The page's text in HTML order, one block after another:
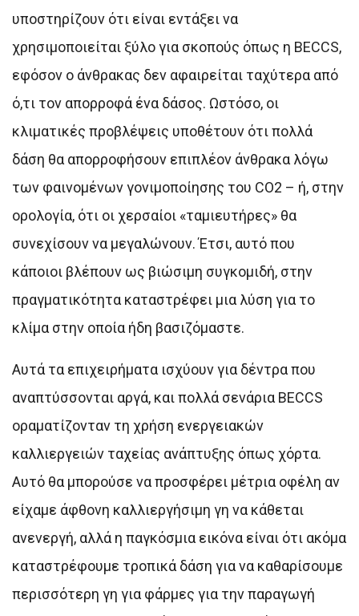
υποστηρίζουν ότι είναι εντάξει να
χρησιμοποιείται ξύλο για σκοπούς όπως η BECCS,
εφόσον ο άνθρακας δεν αφαιρείται ταχύτερα από
ό,τι τον απορροφά ένα δάσος. Ωστόσο, οι
κλιματικές προβλέψεις υποθέτουν ότι πολλά
δάση θα απορροφήσουν επιπλέον άνθρακα λόγω
των φαινομένων γονιμοποίησης του CO2 – ή, στην
ορολογία, ότι οι χερσαίοι «ταμιευτήρες» θα
συνεχίσουν να μεγαλώνουν. Έτσι, αυτό που
κάποιοι βλέπουν ως βιώσιμη συγκομιδή, στην
πραγματικότητα καταστρέφει μια λύση για το
κλίμα στην οποία ήδη βασιζόμαστε.
Αυτά τα επιχειρήματα ισχύουν για δέντρα που
αναπτύσσονται αργά, και πολλά σενάρια BECCS
οραματίζονταν τη χρήση ενεργειακών
καλλιεργειών ταχείας ανάπτυξης όπως χόρτα.
Αυτό θα μπορούσε να προσφέρει μέτρια οφέλη αν
είχαμε άφθονη καλλιεργήσιμη γη να κάθεται
ανενεργή, αλλά η παγκόσμια εικόνα είναι ότι ακόμα
καταστρέφουμε τροπικά δάση για να καθαρίσουμε
περισσότερη γη για φάρμες για την παραγωγή